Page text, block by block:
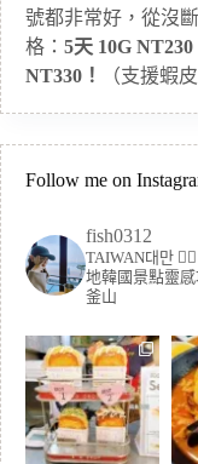
號都非常好，從沒
格： 5天 10G
NT330！
（支援蝦
Follow me on
fish0312
TAIWAN대만
地韓國景點靈
釜山